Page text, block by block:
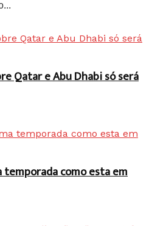
Qatar e Abu Dhabi só será
temporada como esta em